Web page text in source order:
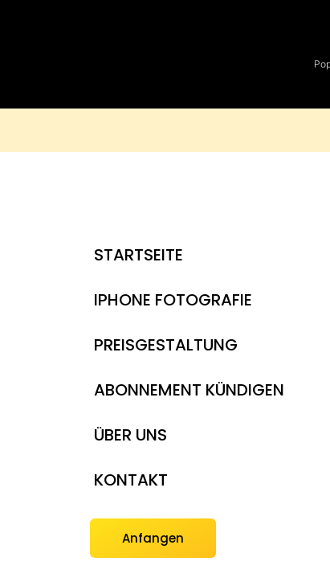
STARTSEITE
IPHONE FOTOGRAFIE
PREISGESTALTUNG
ABONNEMENT KÜNDIGEN
ÜBER UNS
KONTAKT
Anfangen